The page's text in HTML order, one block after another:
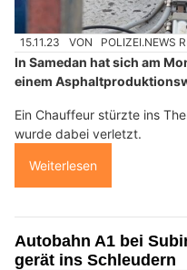
15.11.23 VON POLIZEI.NEWS
In Samedan hat sich am
einem
Ein Chauffeur stürzte ins
wurde dabei verletzt.
Weiterlesen
Autobahn A1 bei
gerät ins Schleudern